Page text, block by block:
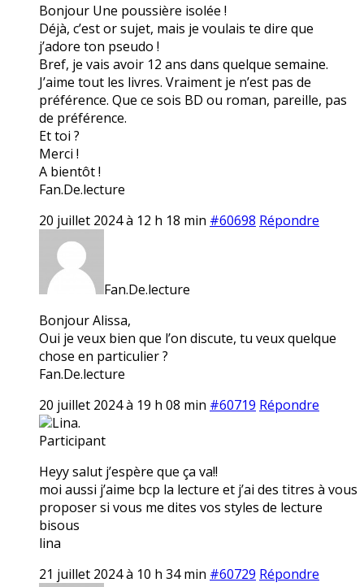
Bonjour Une poussière isolée !
Déjà, c’est or sujet, mais je voulais te dire que
j’adore ton pseudo !
Bref, je vais avoir 12 ans dans quelque semaine.
J’aime tout les livres. Vraiment je n’est pas de
préférence. Que ce sois BD ou roman, pareille, pas
de préférence.
Et toi ?
Merci !
A bientôt !
Fan.De.lecture
20 juillet 2024 à 12 h 18 min #60698 Répondre
Fan.De.lecture
Bonjour Alissa,
Oui je veux bien que l’on discute, tu veux quelque
chose en particulier ?
Fan.De.lecture
20 juillet 2024 à 19 h 08 min #60719 Répondre
Lina.
Participant
Heyy salut j’espère que ça va!!
moi aussi j’aime bcp la lecture et j’ai des titres à vous
proposer si vous me dites vos styles de lecture
bisous
lina
21 juillet 2024 à 10 h 34 min #60729 Répondre